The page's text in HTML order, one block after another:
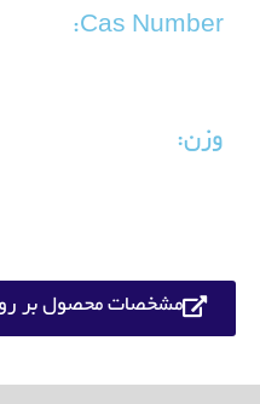
Cas Number:
وزن:
مشخصات محصول بر